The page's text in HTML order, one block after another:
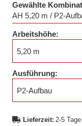
Gewählte
AH 5,20 m / P2-
Arbeitshöhe:
5,20 m
Ausführung:
P2-Aufbau
Lieferzeit: 2-5